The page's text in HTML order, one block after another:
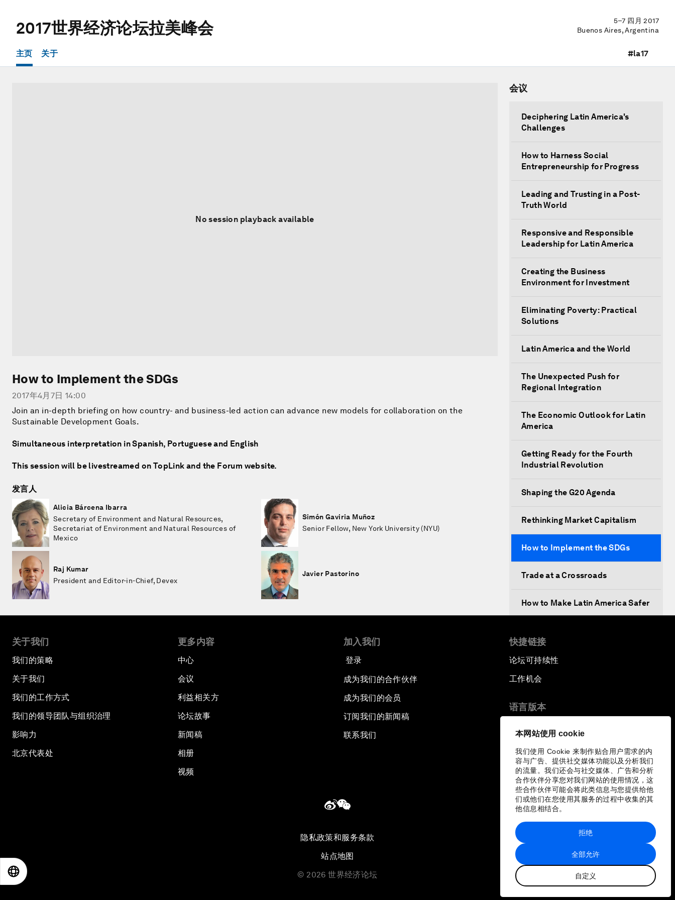
本网站使用 cookie
我们使用 Cookie 来制作贴合用户需求的内
容与广告、提供社交媒体功能以及分析我们
的流量。我们还会与社交媒体、广告和分析
合作伙伴分享您对我们网站的使用情况，这
些合作伙伴可能会将此类信息与您提供给他
们或他们在您使用其服务的过程中收集的其
他信息相结合。
全部允许
自定义
拒绝
2017世界经济论坛拉美峰会
5–7 四月 2017
Buenos Aires, Argentina
主页 关于 #la17
No session playback available
How to Implement the SDGs
2017年4月7日 14:00
Join an in-depth briefing on how country- and business-led action can advance new models for collaboration on the
Sustainable Development Goals.
Simultaneous interpretation in Spanish, Portuguese and English
This session will be livestreamed on TopLink and the Forum website.
发言人
Alicia Bárcena Ibarra
Secretary of Environment and Natural Resources,
Secretariat of Environment and Natural Resources of
Mexico
Simón Gaviria Muñoz
Senior Fellow, New York University (NYU)
Raj Kumar
President and Editor-in-Chief, Devex
Javier Pastorino
会议
Deciphering Latin America's
Challenges
How to Harness Social
Entrepreneurship for Progress
Leading and Trusting in a Post-
Truth World
Responsive and Responsible
Leadership for Latin America
Creating the Business
Environment for Investment
Eliminating Poverty: Practical
Solutions
Latin America and the World
The Unexpected Push for
Regional Integration
The Economic Outlook for Latin
America
Getting Ready for the Fourth
Industrial Revolution
Shaping the G20 Agenda
Rethinking Market Capitalism
How to Implement the SDGs
Trade at a Crossroads
How to Make Latin America Safer
Climate Change
Risks
Productive Latin America
Fighting Corruption: The New
Way Forward
How to Advance Inclusive Growth
Latin America's Energy Transition
Fostering Development and
Entrepreneurship in the Fourth
Industrial Revolution
关于我们
我们的策略
关于我们
我们的工作方式
我们的领导团队与组织治理
影响力
北京代表处
更多内容
中心
会议
利益相关方
论坛故事
新闻稿
相册
视频
加入我们
登录
成为我们的合作伙伴
成为我们的会员
订阅我们的新闻稿
联系我们
快捷链接
论坛可持续性
工作机会
语言版本
隐私政策和服务条款
站点地图
© 2026 世界经济论坛